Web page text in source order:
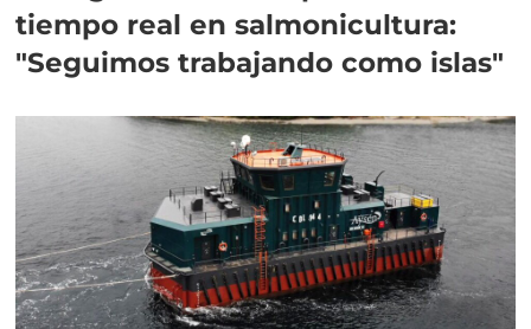
tiempo real en salmonicultura:
"Seguimos trabajando como islas"